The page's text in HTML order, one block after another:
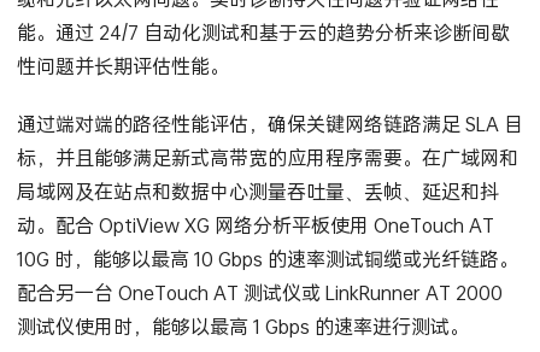
能。通过 24/7 自动化测试和基于云的趋势分析来诊断间歇
性问题并长期评估性能。
通过端对端的路径性能评估，确保关键网络链路满足 SLA 目
标，并且能够满足新式高带宽的应用程序需要。在广域网和
局域网及在站点和数据中心测量吞吐量、丢帧、延迟和抖
动。配合 OptiView XG 网络分析平板使用 OneTouch AT
10G 时，能够以最高 10 Gbps 的速率测试铜缆或光纤链路。
配合另一台 OneTouch AT 测试仪或 LinkRunner AT 2000
测试仪使用时，能够以最高 1 Gbps 的速率进行测试。